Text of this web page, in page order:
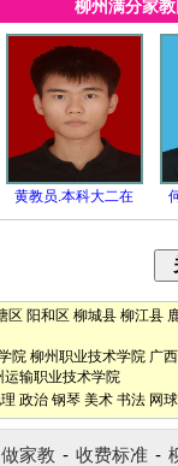
柳州满分家
黄教员.本科大二在
区 阳和区 柳城县 柳江县
院 柳州职业技术学院 广
运输职业技术学院
政治 钢琴 美术 书法 网球
做家教 - 收费标准 -